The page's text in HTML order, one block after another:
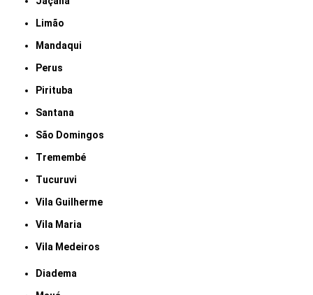
Limão
Mandaqui
Perus
Pirituba
Santana
São Domingos
Tremembé
Tucuruvi
Vila Guilherme
Vila Maria
Vila Medeiros
Diadema